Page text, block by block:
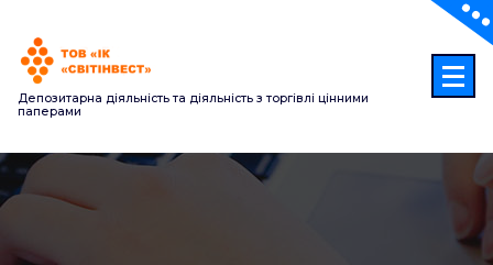
контенту
Депозитарна діяльність та діяльність з торгівлі цінними
паперами